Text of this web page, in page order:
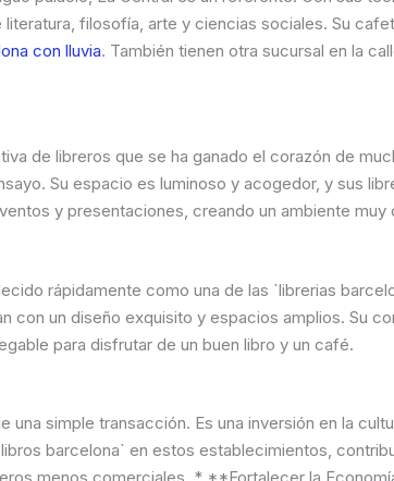
filosofía, arte y ciencias sociales. Su
con lluvia. También tienen otra sucursal en la
de libreros que se ha ganado el corazón de
Su espacio es luminoso y acogedor, y sus
y presentaciones, creando un ambiente muy
rápidamente como una de las `librerias
con un diseño exquisito y espacios amplios. Su
para disfrutar de un buen libro y un café.
una simple transacción. Es una inversión en la
barcelona` en estos establecimientos,